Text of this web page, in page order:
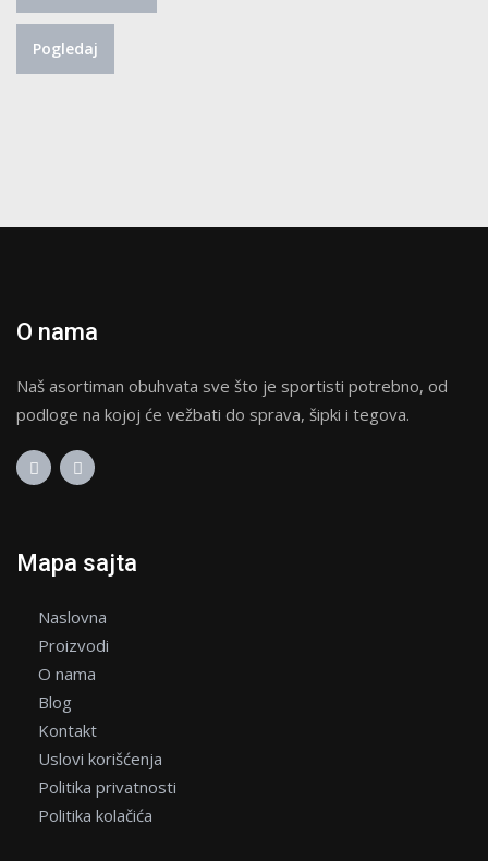
Pogledaj
O nama
Naš asortiman obuhvata sve što je sportisti potrebno, od
podloge na kojoj će vežbati do sprava, šipki i tegova.
Mapa sajta
Naslovna
Proizvodi
O nama
Blog
Kontakt
Uslovi korišćenja
Politika privatnosti
Politika kolačića